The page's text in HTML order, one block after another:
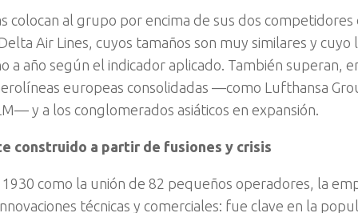
colocan al grupo por encima de sus dos
Air Lines, cuyos tamaños son muy similares y
a año según el indicador aplicado. También superan,
europeas consolidadas —como Lufthansa
y a los conglomerados asiáticos en expansión.
construido a partir de fusiones y crisis
1930 como la unión de 82 pequeños operadores, la
técnicas y comerciales: fue clave en la